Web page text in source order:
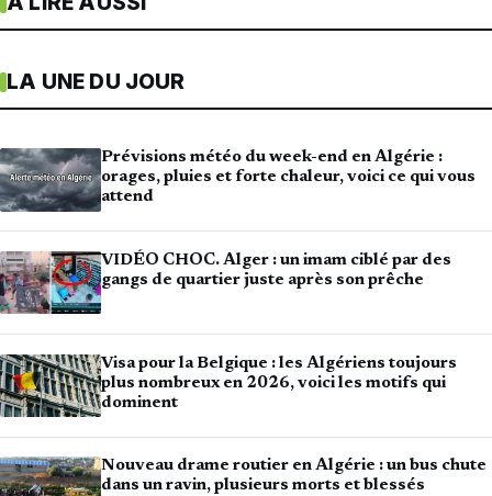
LA UNE DU JOUR
Prévisions météo du week-end en Algérie :
orages, pluies et forte chaleur, voici ce qui vous
attend
VIDÉO CHOC. Alger : un imam ciblé par des
gangs de quartier juste après son prêche
Visa pour la Belgique : les Algériens toujours
plus nombreux en 2026, voici les motifs qui
dominent
Nouveau drame routier en Algérie : un bus chute
dans un ravin, plusieurs morts et blessés